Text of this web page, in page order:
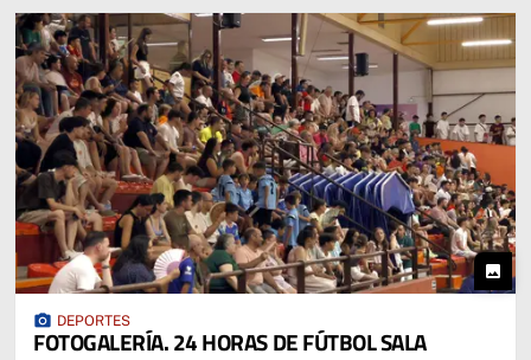
photo
photo_camera DEPORTES
FOTOGALERÍA. 24 HORAS DE FÚTBOL SALA